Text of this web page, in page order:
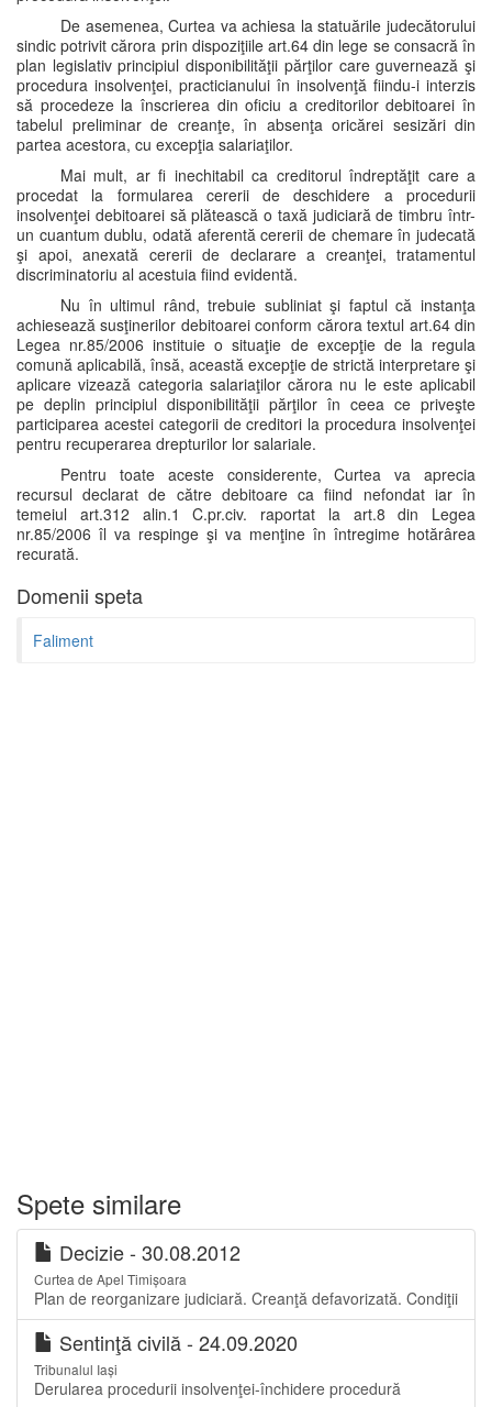
De asemenea, Curtea va achiesa la statuările judecătorului
sindic potrivit cărora prin dispoziţiile art.64 din lege se consacră în
plan legislativ principiul disponibilităţii părţilor care guvernează şi
procedura insolvenţei, practicianului în insolvenţă fiindu-i interzis
să procedeze la înscrierea din oficiu a creditorilor debitoarei în
tabelul preliminar de creanţe, în absenţa oricărei sesizări din
partea acestora, cu excepţia salariaţilor.
Mai mult, ar fi inechitabil ca creditorul îndreptăţit care a
procedat la formularea cererii de deschidere a procedurii
insolvenţei debitoarei să plătească o taxă judiciară de timbru într-
un cuantum dublu, odată aferentă cererii de chemare în judecată
şi apoi, anexată cererii de declarare a creanţei, tratamentul
discriminatoriu al acestuia fiind evidentă.
Nu în ultimul rând, trebuie subliniat şi faptul că instanţa
achiesează susţinerilor debitoarei conform cărora textul art.64 din
Legea nr.85/2006 instituie o situaţie de excepţie de la regula
comună aplicabilă, însă, această excepţie de strictă interpretare şi
aplicare vizează categoria salariaţilor cărora nu le este aplicabil
pe deplin principiul disponibilităţii părţilor în ceea ce priveşte
participarea acestei categorii de creditori la procedura insolvenţei
pentru recuperarea drepturilor lor salariale.
Pentru toate aceste considerente, Curtea va aprecia
recursul declarat de către debitoare ca fiind nefondat iar în
temeiul art.312 alin.1 C.pr.civ. raportat la art.8 din Legea
nr.85/2006 îl va respinge şi va menţine în întregime hotărârea
recurată.
Domenii speta
Faliment
Spete similare
Decizie - 30.08.2012
Curtea de Apel Timișoara
Plan de reorganizare judiciară. Creanţă defavorizată. Condiţii
Sentinţă civilă - 24.09.2020
Tribunalul Iași
Derularea procedurii insolvenţei-închidere procedură